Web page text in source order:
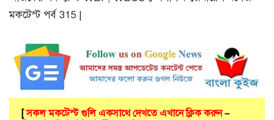
মকটেস্ট পর্ব 315 |
[সকল মকটেস্ট গুলি একসাথে দেখতে এখানে ক্লিক করুন–